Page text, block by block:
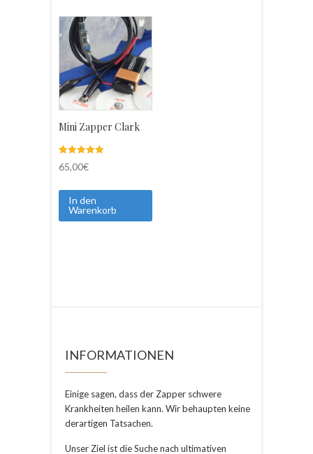
Mini Zapper Clark
Bewertet mit
5.00
3
Kundenbewe
rtungen
65,00€
In den
Warenkorb
INFORMATIONEN
Einige sagen, dass der Zapper schwere
Krankheiten heilen kann. Wir behaupten keine
derartigen Tatsachen.
Unser Ziel ist die Suche nach ultimativen